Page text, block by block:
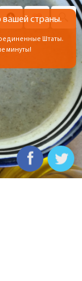
вашей страны.
Штаты.
минуты!